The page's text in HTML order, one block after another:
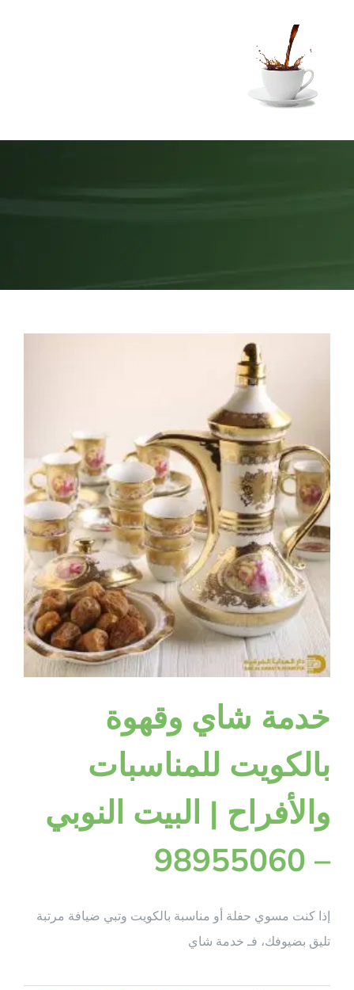
خدمة شاي وقهوة
بالكويت للمناسبات
والأفراح | البيت النوبي
– 98955060
إذا كنت مسوي حفلة أو مناسبة بالكويت وتبي ضيافة مرتبة
تليق بضيوفك، فـ خدمة شاي